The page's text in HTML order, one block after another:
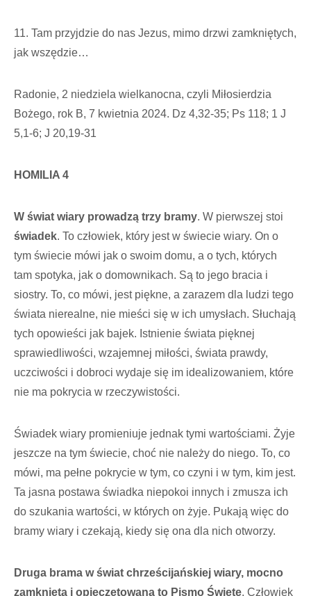
11. Tam przyjdzie do nas Jezus, mimo drzwi zamkniętych,
jak wszędzie…
Radonie, 2 niedziela wielkanocna, czyli Miłosierdzia
Bożego, rok B, 7 kwietnia 2024. Dz 4,32-35; Ps 118; 1 J
5,1-6; J 20,19-31
HOMILIA 4
W świat wiary prowadzą trzy bramy. W pierwszej stoi
świadek. To człowiek, który jest w świecie wiary. On o
tym świecie mówi jak o swoim domu, a o tych, których
tam spotyka, jak o domowni­kach. Są to jego bracia i
siostry. To, co mówi, jest piękne, a zarazem dla ludzi tego
świata nierealne, nie mieści się w ich umy­słach. Słuchają
tych opowieści jak bajek. Istnienie świata pięknej
sprawiedliwości, wzajemnej miłości, świata prawdy,
uczci­wości i dobroci wydaje się im idealizowa­niem, które
nie ma pokrycia w rzeczywi­stości.
Świadek wiary promieniuje jednak tymi wartościami. Żyje
jeszcze na tym świecie, choć nie należy do niego. To, co
mówi, ma pełne pokrycie w tym, co czyni i w tym, kim jest.
Ta jasna postawa świadka niepo­koi innych i zmusza ich
do szukania war­tości, w których on żyje. Pukają więc do
bramy wiary i czekają, kiedy się ona dla nich otworzy.
Druga brama w świat chrześcijańskiej wiary, mocno
zamknięta i opieczętowana to Pismo Święte. Człowiek